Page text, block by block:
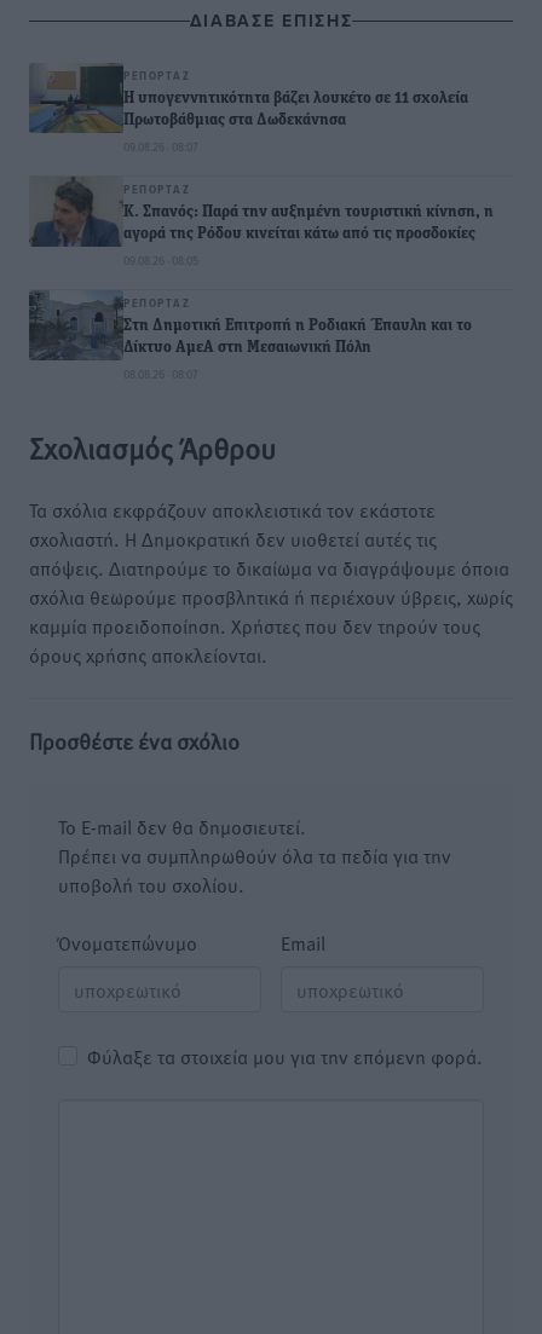
ΔΙΑΒΑΣΕ ΕΠΙΣΗΣ
ΡΕΠΟΡΤΆΖ
Η υπογεννητικότητα βάζει λουκέτο σε 11 σχολεία
Πρωτοβάθμιας στα Δωδεκάνησα
09.08.26 · 08:07
ΡΕΠΟΡΤΆΖ
Κ. Σπανός: Παρά την αυξημένη τουριστική κίνηση, η
αγορά της Ρόδου κινείται κάτω από τις προσδοκίες
09.08.26 · 08:05
ΡΕΠΟΡΤΆΖ
Στη Δημοτική Επιτροπή η Ροδιακή Έπαυλη και το
Δίκτυο ΑμεΑ στη Μεσαιωνική Πόλη
08.08.26 · 08:07
Σχολιασμός Άρθρου
Τα σχόλια εκφράζουν αποκλειστικά τον εκάστοτε
σχολιαστή. Η Δημοκρατική δεν υιοθετεί αυτές τις
απόψεις. Διατηρούμε το δικαίωμα να διαγράψουμε όποια
σχόλια θεωρούμε προσβλητικά ή περιέχουν ύβρεις, χωρίς
καμμία προειδοποίηση. Χρήστες που δεν τηρούν τους
όρους χρήσης αποκλείονται.
Προσθέστε ένα σχόλιο
Το E-mail δεν θα δημοσιευτεί.
Πρέπει να συμπληρωθούν όλα τα πεδία για την
υποβολή του σχολίου.
Όνοματεπώνυμο Email
Φύλαξε τα στοιχεία μου για την επόμενη φορά.